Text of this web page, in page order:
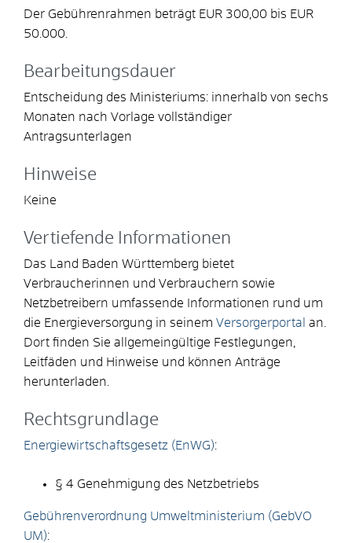
Der Gebührenrahmen beträgt EUR 300,00 bis EUR
50.000.
Bearbeitungsdauer
Entscheidung des Ministeriums: innerhalb von sechs
Monaten nach Vorlage vollständiger
Antragsunterlagen
Hinweise
Keine
Vertiefende Informationen
Das Land Baden Württemberg bietet
Verbraucherinnen und Verbrauchern sowie
Netzbetreibern umfassende Informationen rund um
die Energieversorgung in seinem Versorgerportal an.
Dort finden Sie allgemeingültige Festlegungen,
Leitfäden und Hinweise und können Anträge
herunterladen.
Rechtsgrundlage
Energiewirtschaftsgesetz (EnWG):
§ 4 Genehmigung des Netzbetriebs
Gebührenverordnung Umweltministerium (GebVO
UM):